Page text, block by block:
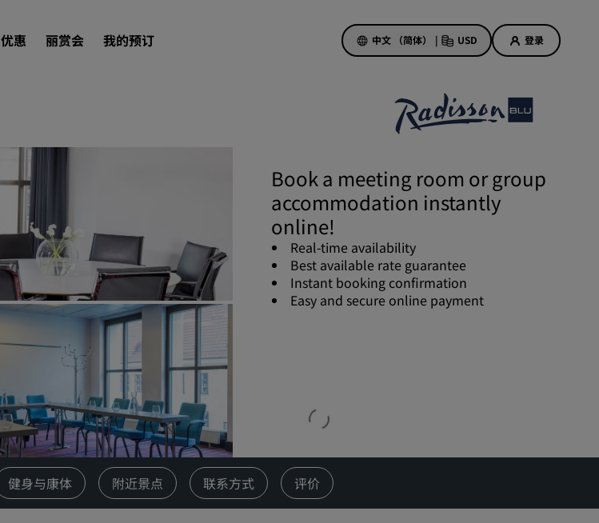
优惠 丽赏会 我的预订 中文 （简体） | USD 登录
机场酒店
新开业和即将开业的酒店
会议和活动
探索丽笙会议
预订会议空间
活动目的地
行业方案
搜索航班
搜索航班
酒店优惠
美好的初遇，丰厚的奖励
当日特惠
查看套餐
旅行灵感
商务旅客
Book a meeting room or group
accommodation instantly
online!
Real-time availability
Best available rate guarantee
Instant booking confirmation
Easy and secure online payment
健身与康体 附近景点 联系方式 评价